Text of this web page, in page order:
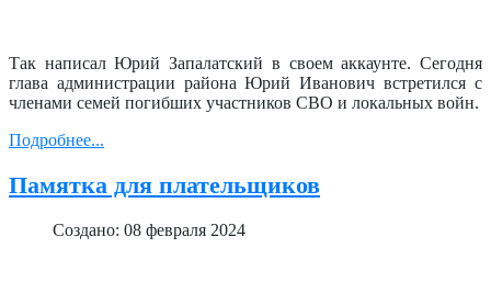
Так написал Юрий Запалатский в своем аккаунте. Сегодня
глава администрации района Юрий Иванович встретился с
членами семей погибших участников СВО и локальных войн.
Подробнее...
Памятка для плательщиков
Создано: 08 февраля 2024